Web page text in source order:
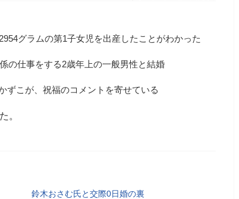
グラムの第1子女児を出産したことがわかった
の仕事をする2歳年上の一般男性と結婚
ずこが、祝福のコメントを寄せている
。
鈴木おさむ氏と交際0日婚の裏